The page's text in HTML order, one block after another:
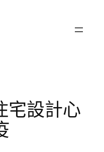
宅設計心